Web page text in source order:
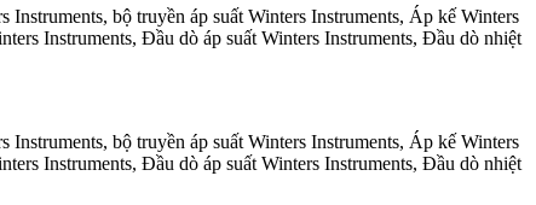
Instruments, bộ truyền áp suất Winters Instruments, Áp kế Winters
Instruments, Đầu dò áp suất Winters Instruments, Đầu dò nhiệt
Instruments, bộ truyền áp suất Winters Instruments, Áp kế Winters
Instruments, Đầu dò áp suất Winters Instruments, Đầu dò nhiệt